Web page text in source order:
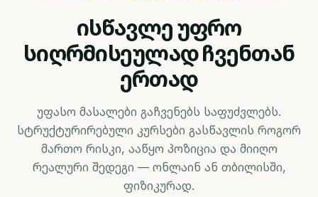
ისწავლე უფრო
სიღრმისეულად ჩვენთან
ერთად
უფასო მასალები გაჩვენებს საფუძვლებს.
სტრუქტურირებული კურსები გასწავლის როგორ
მართო რისკი, ააწყო პოზიცია და მიიღო
რეალური შედეგი — ონლაინ ან თბილისში,
ფიზიკურად.